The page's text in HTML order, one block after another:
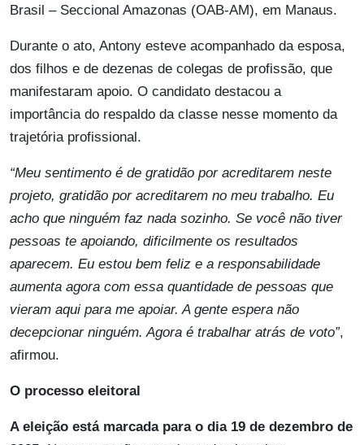
Brasil – Seccional Amazonas (OAB-AM), em Manaus.
Durante o ato, Antony esteve acompanhado da esposa,
dos filhos e de dezenas de colegas de profissão, que
manifestaram apoio. O candidato destacou a
importância do respaldo da classe nesse momento da
trajetória profissional.
“Meu sentimento é de gratidão por acreditarem neste
projeto, gratidão por acreditarem no meu trabalho. Eu
acho que ninguém faz nada sozinho. Se você não tiver
pessoas te apoiando, dificilmente os resultados
aparecem. Eu estou bem feliz e a responsabilidade
aumenta agora com essa quantidade de pessoas que
vieram aqui para me apoiar. A gente espera não
decepcionar ninguém. Agora é trabalhar atrás de voto”,
afirmou.
O processo eleitoral
A eleição está marcada para o dia 19 de dezembro de